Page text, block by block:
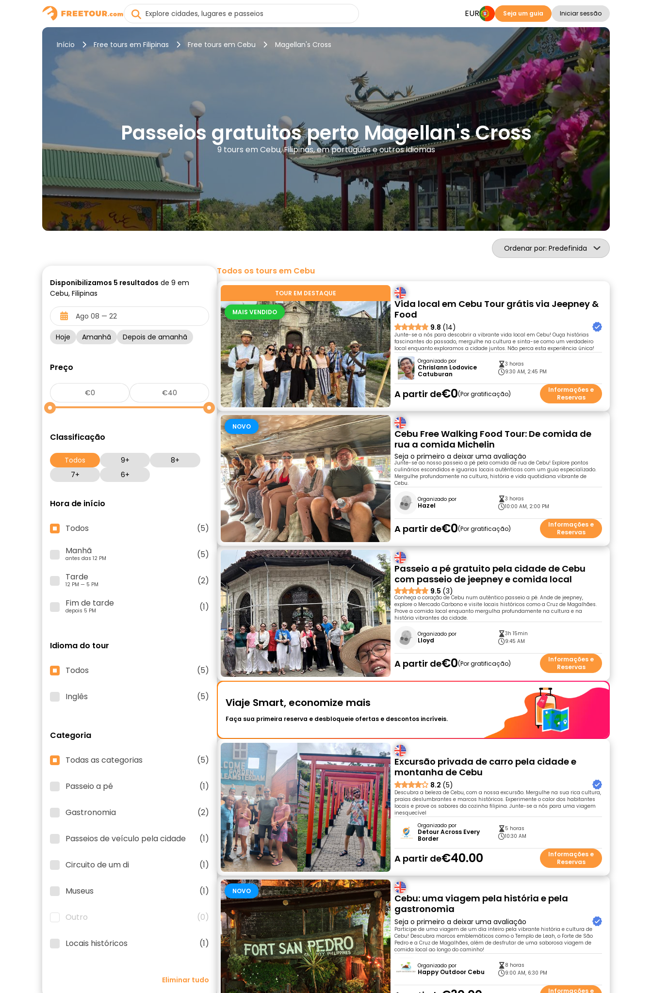
EUR Seja um guia Iniciar sessão
Início Free tours em Filipinas Free tours em Cebu Magellan's Cross
Passeios gratuitos perto Magellan's Cross
9 tours em Cebu, Filipinas, em português e outros idiomas
Ordenar por: Predefinida
Disponibilizamos 5 resultados de 9 em
Cebu, Filipinas
Hoje Amanhã Depois de amanhã
Preço
Classificação
Todos 9+
8+
7+
6+
Hora de início
Todos
(5)
Manhã
antes das 12 PM
(5)
Tarde
12 PM — 5 PM
(2)
Fim de tarde
depois 5 PM (1)
Idioma do tour
Todos (5)
Inglês (5)
Categoria
Todas as categorias (5)
Passeio a pé (1)
Gastronomia (2)
Passeios de veículo pela cidade (1)
Circuito de um di (1)
Museus (1)
Outro (0)
Locais históricos (1)
Eliminar tudo
Todos os tours em Cebu
TOUR EM DESTAQUE
MAIS VENDIDO
Vida local em Cebu Tour grátis via Jeepney &
Food
9.8 (14)
Junte-se a nós para descobrir a vibrante vida local em Cebu! Ouça histórias
fascinantes do passado, mergulhe na cultura e sinta-se como um verdadeiro
local enquanto exploramos a cidade juntos. Não perca esta experiência única!
Organizado por
Chrislann Lodovice
Catuburan
3 horas
9:30 AM, 2:45 PM
A partir de€0 Por gratificação
Informações e
Reservas
NOVO
Cebu Free Walking Food Tour: De comida de
rua a comida Michelin
Seja o primeiro a deixar uma avaliação
Junte-se ao nosso passeio a pé pela comida de rua de Cebu! Explore pontos
culinários escondidos e iguarias locais autênticas com um guia especializado.
Mergulhe profundamente na cultura, história e vida quotidiana vibrante de
Cebu.
Organizado por
Hazel
3 horas
10:00 AM, 2:00 PM
A partir de€0 Por gratificação
Informações e
Reservas
Passeio a pé gratuito pela cidade de Cebu
com passeio de jeepney e comida local
9.5 (3)
Conheça o coração de Cebu num autêntico passeio a pé. Ande de jeepney,
explore o Mercado Carbono e visite locais históricos como a Cruz de Magalhães.
Prove a comida local enquanto mergulha profundamente na cultura e na
história vibrantes da cidade.
Organizado por
Lloyd
3h 15min
9:45 AM
A partir de€0 Por gratificação
Informações e
Reservas
Viaje Smart, economize mais
Faça sua primeira reserva e desbloqueie ofertas e descontos incríveis.
Excursão privada de carro pela cidade e
montanha de Cebu
8.2 (5)
Descubra a beleza de Cebu, com a nossa excursão. Mergulhe na sua rica cultura,
praias deslumbrantes e marcos históricos. Experimente o calor dos habitantes
locais e prove os sabores da cozinha filipina. Junte-se a nós para uma viagem
inesquecível
Organizado por
Detour Across Every
Border
5 horas
10:30 AM
A partir de€40.00
Informações e
Reservas
NOVO
Cebu: uma viagem pela história e pela
gastronomia
Seja o primeiro a deixar uma avaliação
Participe de uma viagem de um dia inteiro pela vibrante história e cultura de
Cebu! Descubra marcos emblemáticos como o Templo de Leah, o Forte de São
Pedro e a Cruz de Magalhães, além de desfrutar de uma saborosa viagem de
comida local ao longo do caminho!
Organizado por
Happy Outdoor Cebu
8 horas
9:00 AM, 6:30 PM
Informações e